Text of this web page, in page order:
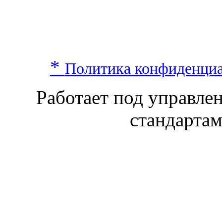
* Политика
Работает под